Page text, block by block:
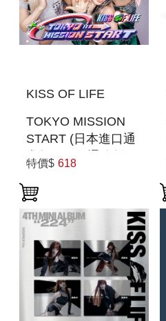
KISS OF LIFE
TOKYO MISSION
START (日本進口通
常盤) (一般通路版)
特價$ 618